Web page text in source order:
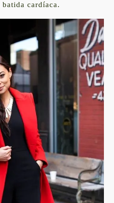
cardíaca.